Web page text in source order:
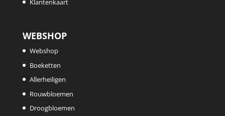
WEBSHOP
Webshop
Boeketten
Allerheiligen
Rouwbloemen
Droogbloemen